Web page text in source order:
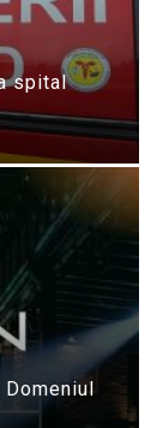
spital